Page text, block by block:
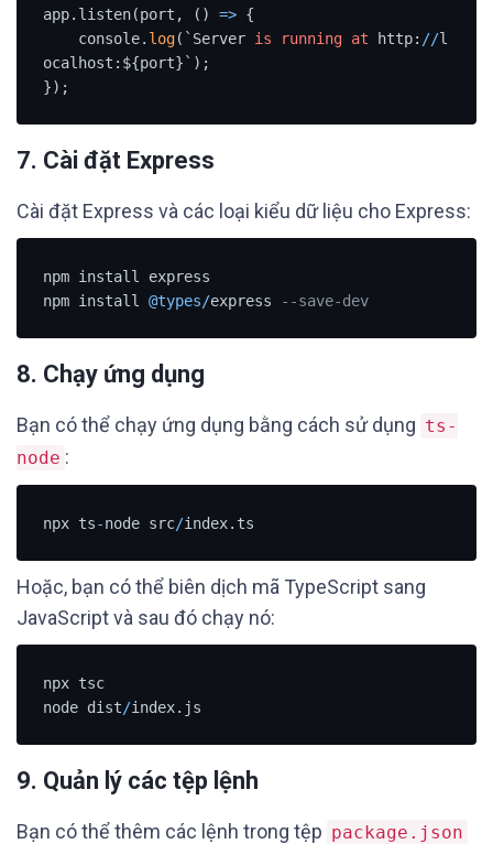
app.listen(port, () => {
    console.
log(`Server is running at http: //l
ocalhost:${port}`);
});
7. Cài đặt Express
Cài đặt Express và các loại kiểu dữ liệu cho Express:
npm install express
npm install @types/express --save-dev
8. Chạy ứng dụng
Bạn có thể chạy ứng dụng bằng cách sử dụng ts-
node :
npx ts-node src/index.ts
Hoặc, bạn có thể biên dịch mã TypeScript sang
JavaScript và sau đó chạy nó:
npx tsc
node dist/index.js
9. Quản lý các tệp lệnh
Bạn có thể thêm các lệnh trong tệp package.json